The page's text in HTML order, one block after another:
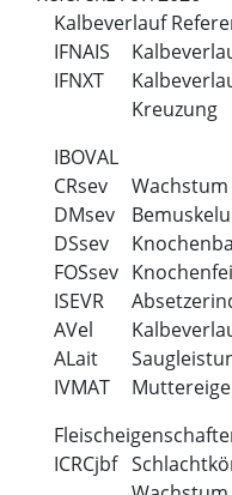
Kalbeverlauf
IFNAIS
IFNXT
Kreuzung
IBOVAL
CRsev
Wachstum
DMsev
DSsev
FOSsev
ISEVR
AVel
ALait
IVMAT
ICRCjbf